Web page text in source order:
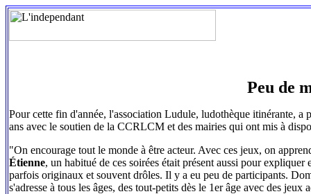
Peu de
Pour cette fin d'année, l'association Ludule, ludothèque itinérante, a
ans avec le soutien de la CCRLCM et des mairies qui ont mis à
"On encourage tout le monde à être acteur. Avec ces jeux, on
Étienne, un habitué de ces soirées était présent aussi pour
parfois originaux et souvent drôles. Il y a eu peu de participants.
s'adresse à tous les âges, des tout-petits dès le 1er âge avec des jeux